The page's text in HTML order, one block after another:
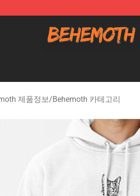
제품정보/Behemoth 카테고리